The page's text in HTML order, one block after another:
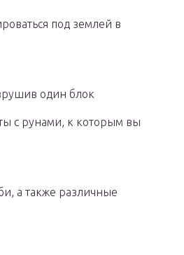
под землей в
один блок
с рунами, к которым вы
а также различные